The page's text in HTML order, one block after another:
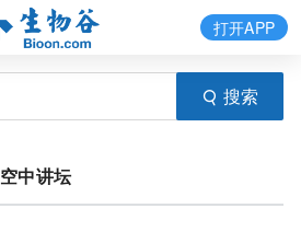
搜索
打开APP
空中讲坛